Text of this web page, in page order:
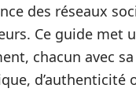
des réseaux
Ce guide met
chacun avec